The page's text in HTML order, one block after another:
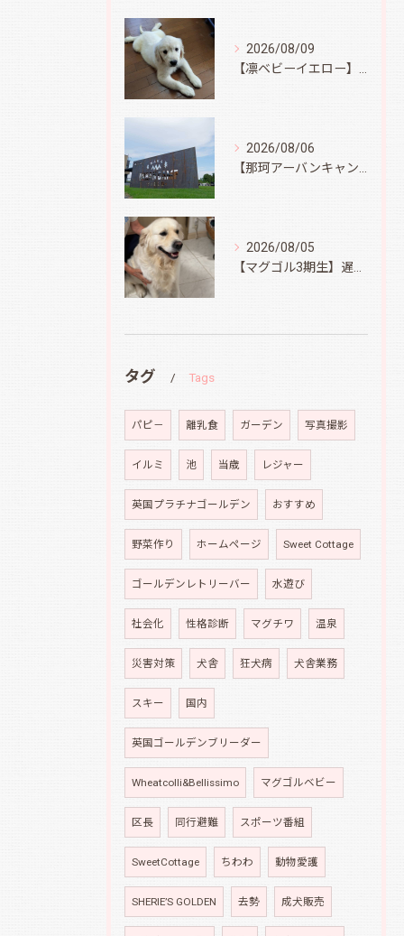
2026/08/09
2026/08/06
2026/08/05
タグ Tags
パピ－ 離乳食 ガーデン 写真撮影
イルミ 池 当歳 レジャー
英国プラチナゴールデン おすすめ
野菜作り ホームページ Sweet Cottage
ゴールデンレトリーバー 水遊び
社会化 性格診断 マグチワ 温泉
災害対策 犬舎 狂犬病 犬舎業務
スキー 国内
英国ゴールデンブリーダー
Wheatcolli&Bellissimo マグゴルベビー
区長 同行避難 スポーツ番組
SweetCottage ちわわ 動物愛護
SHERIE’S GOLDEN 去勢 成犬販売